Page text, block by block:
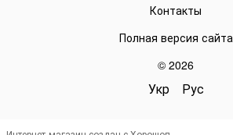
Контакты
Полная версия сайта
© 2026
Укр Рус